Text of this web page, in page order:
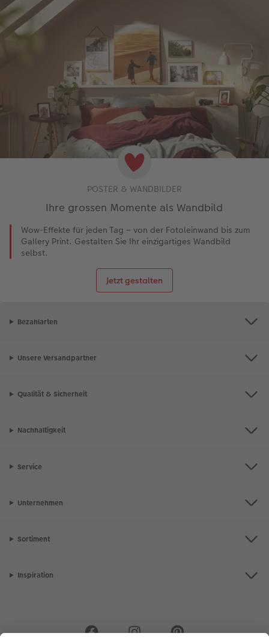
POSTER & WANDBILDER
Ihre grossen Momente als Wandbild
Wow-Effekte für jeden Tag – von der Fotoleinwand bis zum
Gallery Print. Gestalten Sie Ihr einzigartiges Wandbild
selbst.
Jetzt gestalten
Bezahlarten
Unsere Versandpartner
Qualität & Sicherheit
Nachhaltigkeit
Service
Unternehmen
Sortiment
Inspiration